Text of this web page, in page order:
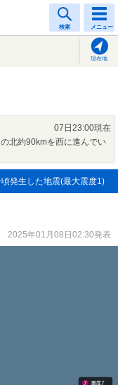
検索 メニュー
現在地
07日23:00現在
北約90kmを西に進んでい
発生した地震(最大震度1)
2025年01月08日02:30発表